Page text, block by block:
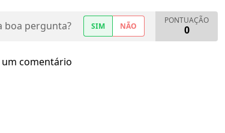
boa pergunta? SIM NÃO
PONTUAÇÃO
0
comentário